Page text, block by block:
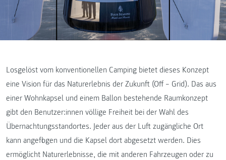
Losgelöst vom konventionellen Camping bietet dieses Konzept
eine Vision für das Naturerlebnis der Zukunft (Off – Grid). Das aus
einer Wohnkapsel und einem Ballon bestehende Raumkonzept
gibt den Benutzer:innen völlige Freiheit bei der Wahl des
Übernachtungsstandortes. Jeder aus der Luft zugängliche Ort
kann angeflogen und die Kapsel dort abgesetzt werden. Dies
ermöglicht Naturerlebnisse, die mit anderen Fahrzeugen oder zu